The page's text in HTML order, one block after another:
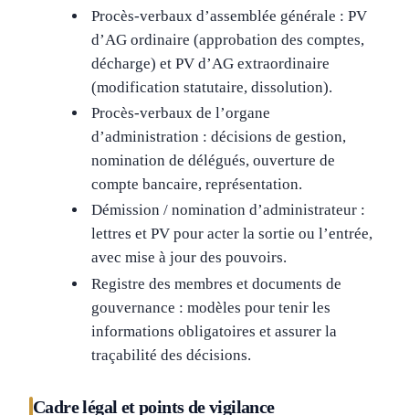
Procès-verbaux d’assemblée générale : PV
d’AG ordinaire (approbation des comptes,
décharge) et PV d’AG extraordinaire
(modification statutaire, dissolution).
Procès-verbaux de l’organe
d’administration : décisions de gestion,
nomination de délégués, ouverture de
compte bancaire, représentation.
Démission / nomination d’administrateur :
lettres et PV pour acter la sortie ou l’entrée,
avec mise à jour des pouvoirs.
Registre des membres et documents de
gouvernance : modèles pour tenir les
informations obligatoires et assurer la
traçabilité des décisions.
Cadre légal et points de vigilance